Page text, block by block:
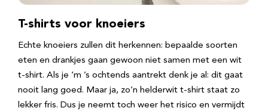
T-shirts voor knoeiers
Echte knoeiers zullen dit herkennen: bepaalde soorten
eten en drankjes gaan gewoon niet samen met een wit
t-shirt. Als je ‘m ’s ochtends aantrekt denk je al: dit gaat
nooit lang goed. Maar ja, zo’n helderwit t-shirt staat zo
lekker fris. Dus je neemt toch weer het risico en vermijdt